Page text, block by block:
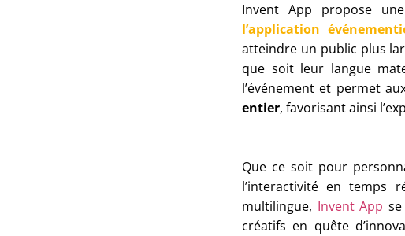
Invent App propose
l’application
atteindre un public plus
que soit leur langue
l’événement et permet
entier, favorisant ainsi
Que ce soit pour
l’interactivité en temps
multilingue, Invent App
créatifs en quête